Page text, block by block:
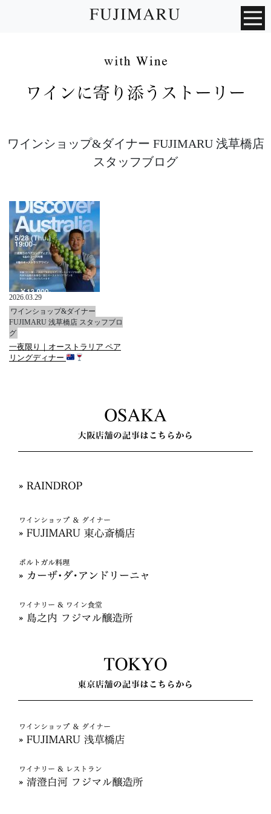
ワインショップ&ダイナー FUJIMARU 浅草橋店
スタッフブログ
2026.03.29
ワインショップ&ダイナー
FUJIMARU 浅草橋店 スタッフブロ
グ
一夜限り｜オーストラリア ペア
リングディナー